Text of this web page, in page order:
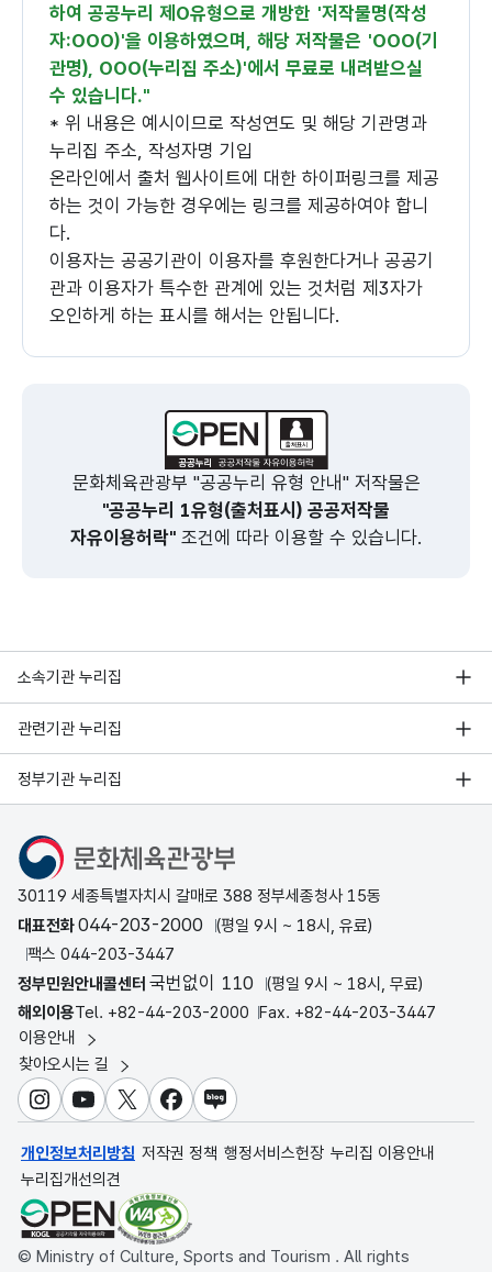
하여 공공누리 제O유형으로 개방한 '저작물명(작성
자:OOO)'을 이용하였으며, 해당 저작물은 'OOO(기
관명), OOO(누리집 주소)'에서 무료로 내려받으실
수 있습니다."
* 위 내용은 예시이므로 작성연도 및 해당 기관명과
누리집 주소, 작성자명 기입
온라인에서 출처 웹사이트에 대한 하이퍼링크를 제공
하는 것이 가능한 경우에는 링크를 제공하여야 합니
다.
이용자는 공공기관이 이용자를 후원한다거나 공공기
관과 이용자가 특수한 관계에 있는 것처럼 제3자가
오인하게 하는 표시를 해서는 안됩니다.
문화체육관광부 "공공누리 유형 안내" 저작물은
"공공누리 1유형(출처표시) 공공저작물
자유이용허락"조건에 따라 이용할 수 있습니다.
소속기관 누리집
관련기관 누리집
정부기관 누리집
문화체육관광부
30119 세종특별자치시 갈매로 388 정부세종청사 15동
대표전화044-203-2000
(평일 9시 ~ 18시, 유료)
팩스 044-203-3447
정부민원안내콜센터 국번없이 110
(평일 9시 ~ 18시, 무료)
해외이용Tel. +82-44-203-2000 Fax. +82-44-203-3447
이용안내
찾아오시는 길
인스타그램
유튜브X 페이스북
블로그
개인정보처리방침 저작권 정책 행정서비스헌장 누리집 이용안내
누리집개선의견
© Ministry of Culture, Sports and Tourism . All rights